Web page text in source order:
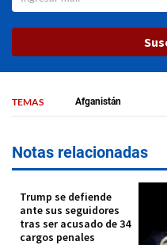
TEMAS Afganistán
Notas relacionadas
Trump se defiende
ante sus seguidores
tras ser acusado de 34
cargos penales